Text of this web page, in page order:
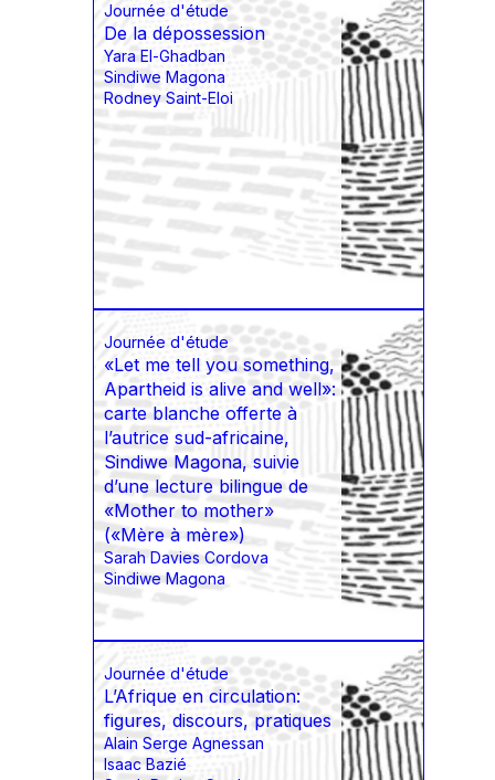
Journée d'étude
De la dépossession
Yara El-Ghadban
Sindiwe Magona
Rodney Saint-Eloi
Journée d'étude
«Let me tell you something,
Apartheid is alive and well»:
carte blanche offerte à
l’autrice sud-africaine,
Sindiwe Magona, suivie
d’une lecture bilingue de
«Mother to mother»
(«Mère à mère»)
Sarah Davies Cordova
Sindiwe Magona
Journée d'étude
L’Afrique en circulation:
figures, discours, pratiques
Alain Serge Agnessan
Isaac Bazié